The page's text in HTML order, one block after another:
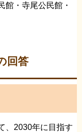
・寺尾公民館・
回答
、2030年に目指す